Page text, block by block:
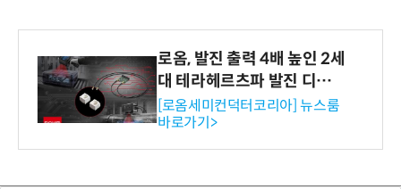
로옴, 발진 출력 4배 높인 2세
대 테라헤르츠파 발진 디바이
스 개발
[로옴세미컨덕터코리아] 뉴스룸
바로가기>